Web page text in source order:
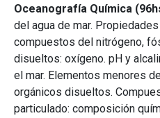
Oceanografía Química
del agua de mar.
compuestos del nitrógeno,
disueltos: oxígeno. pH y
el mar. Elementos menores
orgánicos disueltos.
particulado: composición